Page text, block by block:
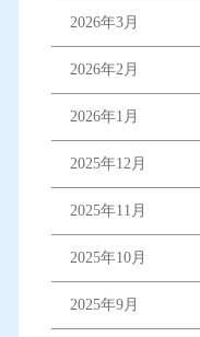
2026年3月
2026年2月
2026年1月
2025年12月
2025年11月
2025年10月
2025年9月